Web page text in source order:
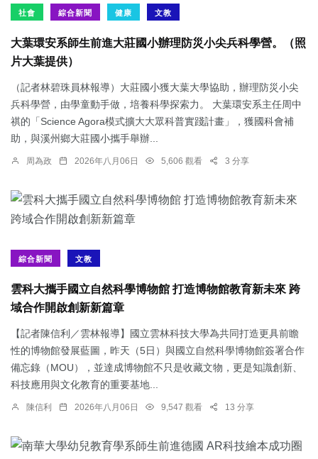
社會 綜合新聞 健康 文教
大葉環安系師生前進大莊國小辦理防災小尖兵科學營。（照
片大葉提供）
（記者林碧珠員林報導）大莊國小獲大葉大學協助，辦理防災小尖
兵科學營，由學童動手做，培養科學探索力。 大葉環安系主任周中
祺的「Science Agora模式擴大大眾科普實踐計畫」，獲國科會補
助，與溪州鄉大莊國小攜手舉辦...
周為政 2026年八月06日 5,606 觀看 3 分享
綜合新聞 文教
雲科大攜手國立自然科學博物館 打造博物館教育新未來 跨
域合作開啟創新新篇章
【記者陳信利／雲林報導】國立雲林科技大學為共同打造更具前瞻
性的博物館發展藍圖，昨天（5日）與國立自然科學博物館簽署合作
備忘錄（MOU），並達成博物館不只是收藏文物，更是知識創新、
科技應用與文化教育的重要基地...
陳信利 2026年八月06日 9,547 觀看 13 分享